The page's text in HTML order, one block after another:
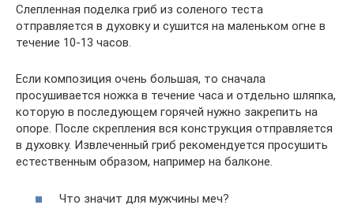
Слепленная поделка гриб из соленого теста
отправляется в духовку и сушится на маленьком огне в
течение 10-13 часов.
Если композиция очень большая, то сначала
просушивается ножка в течение часа и отдельно шляпка,
которую в последующем горячей нужно закрепить на
опоре. После скрепления вся конструкция отправляется
в духовку. Извлеченный гриб рекомендуется просушить
естественным образом, например на балконе.
Что значит для мужчины меч?